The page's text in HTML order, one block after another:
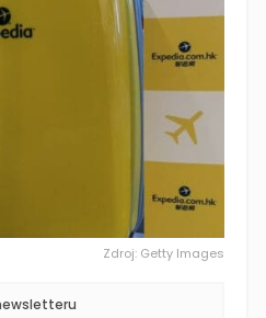
Zdroj: Getty Images